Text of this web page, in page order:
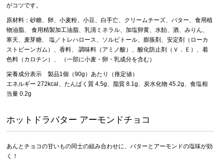
がコツです。
原材料：砂糖、卵、小麦粉、小豆、白手亡、クリームチーズ、バター、食用植
物油脂、 食用精製加工油脂、乳清ミネラル、加塩卵黄、水飴、酒、みりん、
寒天、麦芽糖、 塩／トレハロース、ソルビトール、膨脹剤、安定剤（ローカ
ストビーンガム）、香料、 調味料（アミノ酸）、酸化防止剤（Ｖ．Ｅ）、着
色料（カロチン）、 （一部に小麦・卵・乳成分を含む）
栄養成分表示 製品1個（90g）あたり（推定値）
エネルギー 272kcal、たんぱく質 4.5g、脂質 8.1g、炭水化物 45.2g、食塩相
当量 0.2g
ホットドラバター アーモンドチョコ
あんとチョコの甘いもの同士の組み合わせに、バターとアーモンドの塩味が効
く！